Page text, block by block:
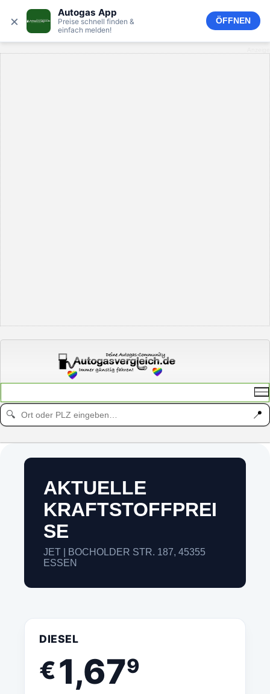
× Autogas App
Preise schnell finden &
einfach melden!
ÖFFNEN
🔍 📍
AKTUELLE
KRAFTSTOFFPREI
SE
JET | BOCHOLDER STR. 187, 45355
ESSEN
DIESEL
€1,679